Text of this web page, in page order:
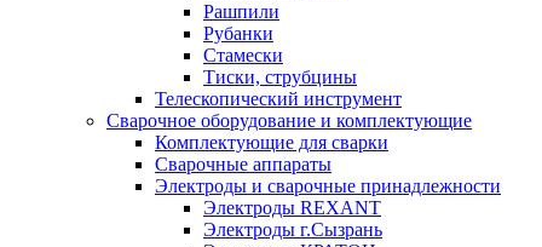
Рашпили
Рубанки
Стамески
Тиски, струбцины
Телескопический инструмент
Сварочное оборудование и комплектующие
Комплектующие для сварки
Сварочные аппараты
Электроды и сварочные принадлежности
Электроды REXANT
Электроды г.Сызрань